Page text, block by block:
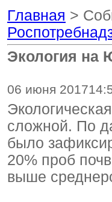
Главная >
Экология на
06 июня 2017
сложной. По
было
20% проб
выше